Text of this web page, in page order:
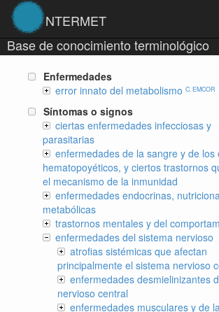
NTERMET
Base de conocimiento terminológico
Enfermedades
error innato del metabolismo C. EMCOR
Síntomas o signos
ciertas enfermedades infecciosas y
parasitarias
enfermedades de la sangre y de los
hematopoyéticos, y ciertos trastornos
el mecanismo de la inmunidad
enfermedades endocrinas,
metabólicas
trastornos mentales y del
enfermedades del sistema nervioso
atrofias sistémicas que afectan
principalmente el sistema nervioso
enfermedades desmielinizantes
nervioso central
enfermedades musculares y de